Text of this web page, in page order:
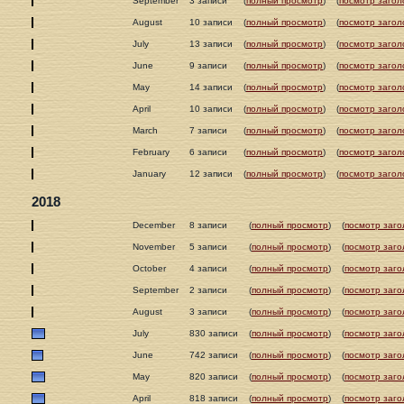
August 10 записи (полный просмотр) (посмотр
July 13 записи (полный просмотр) (посмотр
June 9 записи (полный просмотр) (посмотр
May 14 записи (полный просмотр) (посмотр
April 10 записи (полный просмотр) (посмотр
March 7 записи (полный просмотр) (посмотр
February 6 записи (полный просмотр) (посмотр
January 12 записи (полный просмотр) (посмотр
2018
December 8 записи (полный просмотр) (посмотр
November 5 записи (полный просмотр) (посмотр
October 4 записи (полный просмотр) (посмотр
September 2 записи (полный просмотр) (посмотр
August 3 записи (полный просмотр) (посмотр
July 830 записи (полный просмотр) (посмотр
June 742 записи (полный просмотр) (посмотр
May 820 записи (полный просмотр) (посмотр
April 818 записи (полный просмотр) (посмотр